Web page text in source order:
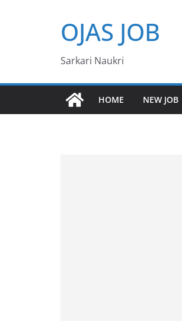
OJAS JOB
Sarkari Naukri
HOME NEW JOB